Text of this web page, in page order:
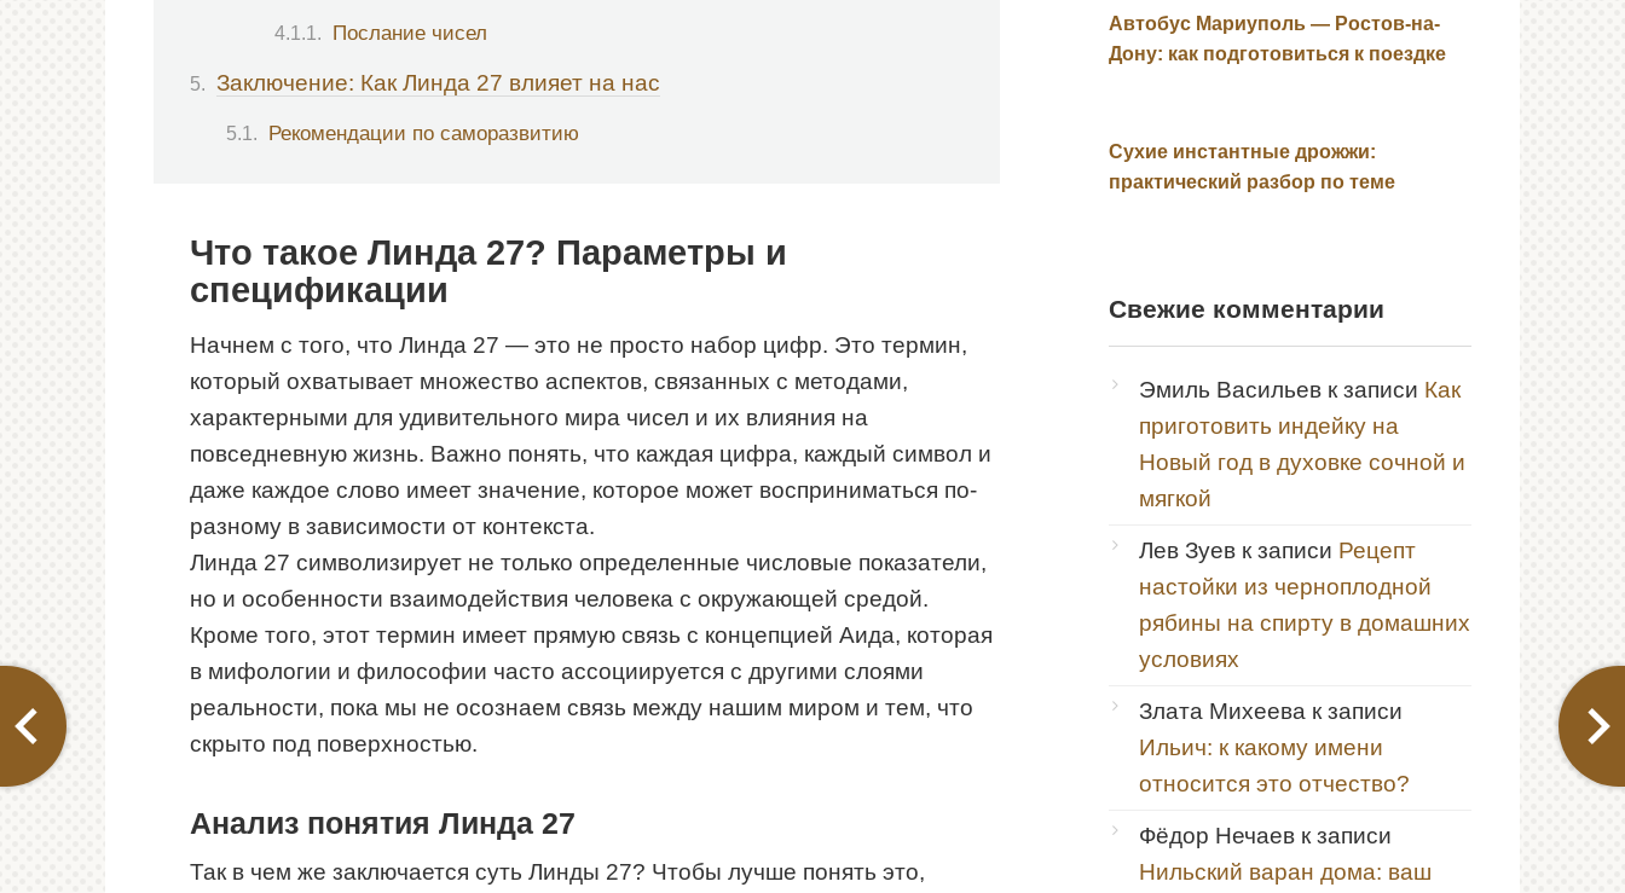
Послание чисел
Заключение: Как Линда 27 влияет на нас
Рекомендации по саморазвитию
Что такое Линда 27? Параметры и
спецификации
Начнем с того, что Линда 27 — это не просто набор цифр. Это термин,
который охватывает множество аспектов, связанных с методами,
характерными для удивительного мира чисел и их влияния на
повседневную жизнь. Важно понять, что каждая цифра, каждый символ и
даже каждое слово имеет значение, которое может восприниматься по-
разному в зависимости от контекста.
Линда 27 символизирует не только определенные числовые показатели,
но и особенности взаимодействия человека с окружающей средой.
Кроме того, этот термин имеет прямую связь с концепцией Аида, которая
в мифологии и философии часто ассоциируется с другими слоями
реальности, пока мы не осознаем связь между нашим миром и тем, что
скрыто под поверхностью.
Анализ понятия Линда 27
Так в чем же заключается суть Линды 27? Чтобы лучше понять это,
Автобус Мариуполь — Ростов-на-
Дону: как подготовиться к поездке
Сухие инстантные дрожжи:
практический разбор по теме
Свежие комментарии
Эмиль Васильев к записи Как
приготовить индейку на
Новый год в духовке сочной и
мягкой
Лев Зуев к записи Рецепт
настойки из черноплодной
рябины на спирту в домашних
условиях
Злата Михеева к записи
Ильич: к какому имени
относится это отчество?
Фёдор Нечаев к записи
Нильский варан дома: ваш